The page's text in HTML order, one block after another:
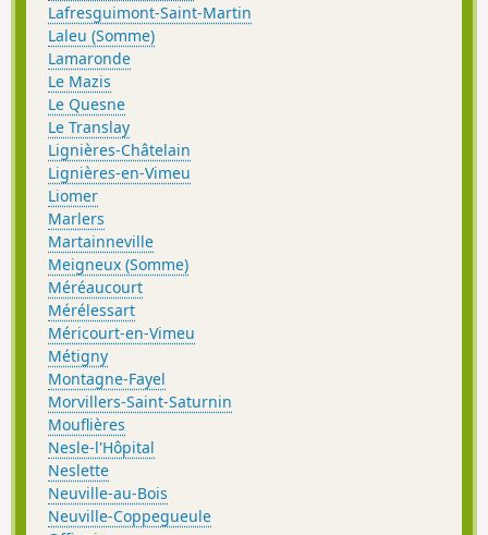
Lafresguimont-Saint-Martin
Laleu (Somme)
Lamaronde
Le Mazis
Le Quesne
Le Translay
Lignières-Châtelain
Lignières-en-Vimeu
Liomer
Marlers
Martainneville
Meigneux (Somme)
Méréaucourt
Mérélessart
Méricourt-en-Vimeu
Métigny
Montagne-Fayel
Morvillers-Saint-Saturnin
Mouflières
Nesle-l'Hôpital
Neslette
Neuville-au-Bois
Neuville-Coppegueule